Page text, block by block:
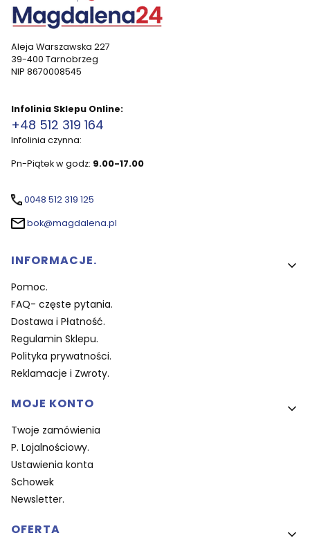
Aleja Warszawska 227
39-400 Tarnobrzeg
NIP 8670008545
Infolinia Sklepu Online:
+48 512 319 164
Infolinia czynna:
Pn-Piątek w godz: 9.00-17.00
0048 512 319 125
bok@magdalena.pl
Linki w stopce
INFORMACJE.
Pomoc.
FAQ- częste pytania.
Dostawa i Płatność.
Regulamin Sklepu.
Polityka prywatności.
Reklamacje i Zwroty.
MOJE KONTO
Twoje zamówienia
P. Lojalnościowy.
Ustawienia konta
Schowek
Newsletter.
OFERTA